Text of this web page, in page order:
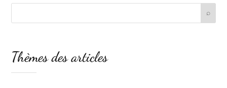
Thèmes des articles